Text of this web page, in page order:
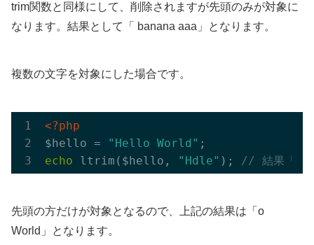
trim関数と同様にして、削除されますが先頭のみが対象に
なります。結果として「 banana aaa」となります。
複数の文字を対象にした場合です。
<?php
$hello =
"Hello World"
echo ltrim($hello, "Hdle" ); // 結果「o
先頭の方だけが対象となるので、上記の結果は「o
World」となります。